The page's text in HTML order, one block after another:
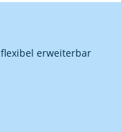
erweiterbar